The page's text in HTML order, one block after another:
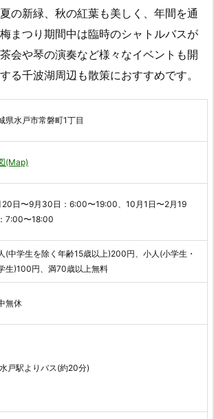
の新緑、秋の紅葉も美しく、年間を通
まつり期間中は臨時のシャトルバスが
会や琴の演奏など様々なイベントも開
る千波湖周辺も散策におすすめです。
県水戸市常磐町1丁目
(Map)
20日〜9月30日：6:00〜19:00、10月1日〜2月19
7:00〜18:00
(中学生を除く年齢15歳以上)200円、小人(小学生・
生)100円、満70歳以上無料
無休
戸駅よりバス(約20分)